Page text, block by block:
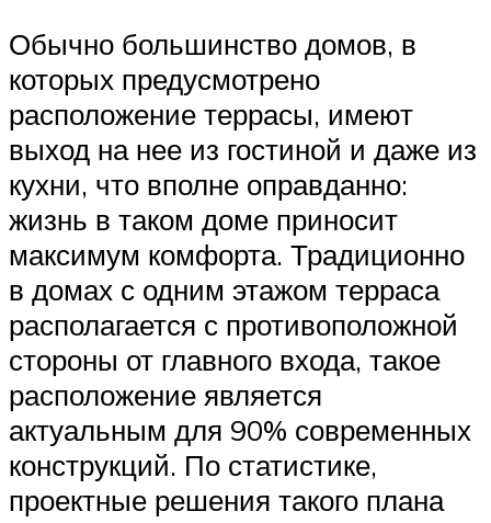
Обычно большинство домов, в
которых предусмотрено
расположение террасы, имеют
выход на нее из гостиной и даже из
кухни, что вполне оправданно:
жизнь в таком доме приносит
максимум комфорта. Традиционно
в домах с одним этажом терраса
располагается с противоположной
стороны от главного входа, такое
расположение является
актуальным для 90% современных
конструкций. По статистике,
проектные решения такого плана